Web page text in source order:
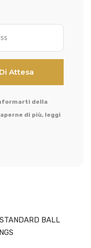
della
di più, leggi
STANDARD BALL